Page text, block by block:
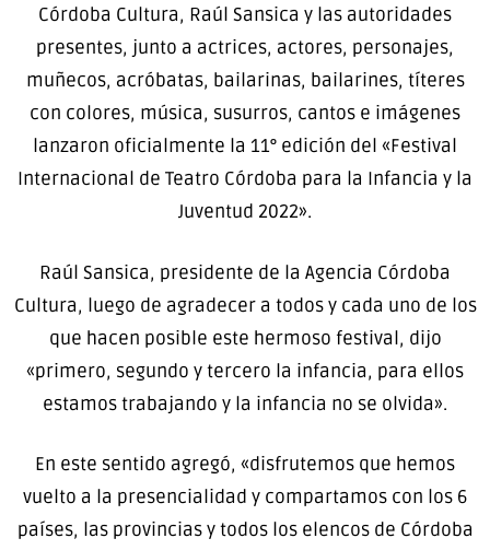
Córdoba Cultura, Raúl Sansica y las autoridades
presentes, junto a actrices, actores, personajes,
muñecos, acróbatas, bailarinas, bailarines, títeres
con colores, música, susurros, cantos e imágenes
lanzaron oficialmente la 11° edición del «Festival
Internacional de Teatro Córdoba para la Infancia y la
Juventud 2022».
Raúl Sansica, presidente de la Agencia Córdoba
Cultura, luego de agradecer a todos y cada uno de los
que hacen posible este hermoso festival, dijo
«primero, segundo y tercero la infancia, para ellos
estamos trabajando y la infancia no se olvida».
En este sentido agregó, «disfrutemos que hemos
vuelto a la presencialidad y compartamos con los 6
países, las provincias y todos los elencos de Córdoba